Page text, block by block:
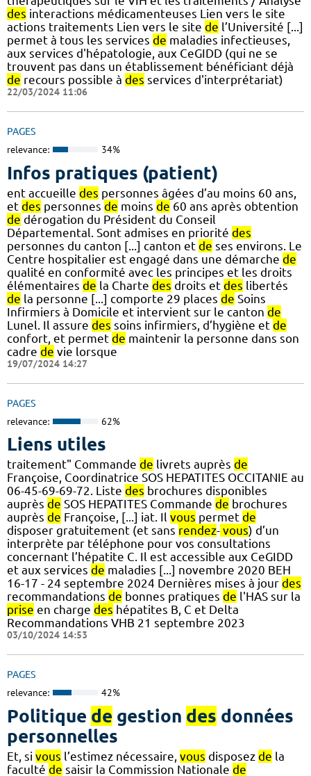
des interactions médicamenteuses Lien vers le site
actions traitements Lien vers le site de l’Université [...]
permet à tous les services de maladies infectieuses,
aux services d'hépatologie, aux CeGIDD (qui ne se
trouvent pas dans un établissement bénéficiant déjà
de recours possible à des services d'interprétariat)
22/03/2024 11:06
PAGES
relevance: 34%
Infos pratiques (patient)
ent accueille des personnes âgées d’au moins 60 ans,
et des personnes de moins de 60 ans après obtention
de dérogation du Président du Conseil
Départemental. Sont admises en priorité des
personnes du canton [...] canton et de ses environs. Le
Centre hospitalier est engagé dans une démarche de
qualité en conformité avec les principes et les droits
élémentaires de la Charte des droits et des libertés
de la personne [...] comporte 29 places de Soins
Infirmiers à Domicile et intervient sur le canton de
Lunel. Il assure des soins infirmiers, d’hygiène et de
confort, et permet de maintenir la personne dans son
cadre de vie lorsque
19/07/2024 14:27
PAGES
relevance: 62%
Liens utiles
traitement" Commande de livrets auprès de
Françoise, Coordinatrice SOS HEPATITES OCCITANIE au
06-45-69-69-72. Liste des brochures disponibles
auprès de SOS HEPATITES Commande de brochures
auprès de Françoise, [...] iat. Il vous permet de
disposer gratuitement (et sans rendez- vous) d’un
interprète par téléphone pour vos consultations
concernant l’hépatite C. Il est accessible aux CeGIDD
et aux services de maladies [...] novembre 2020 BEH
16-17 - 24 septembre 2024 Dernières mises à jour des
recommandations de bonnes pratiques de l'HAS sur la
prise en charge des hépatites B, C et Delta
Recommandations VHB 21 septembre 2023
03/10/2024 14:53
PAGES
relevance: 42%
Politique de gestion des données
personnelles
Et, si vous l’estimez nécessaire, vous disposez de la
faculté de saisir la Commission Nationale de